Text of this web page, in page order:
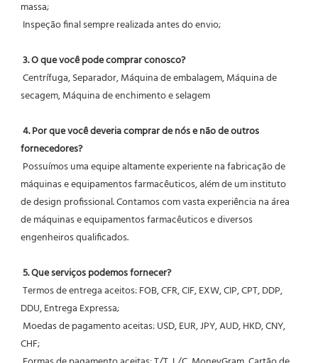
massa;
Inspeção final sempre realizada antes do envio;
3. O que você pode comprar conosco?
secagem, Máquina de enchimento e selagem
4. Por que você deveria comprar de nós e não de outros
fornecedores?
máquinas e equipamentos farmacêuticos, além de um instituto
de design profissional. Contamos com vasta experiência na área
de máquinas e equipamentos farmacêuticos e diversos
engenheiros qualificados.
5. Que serviços podemos fornecer?
DDU, Entrega Expressa;
CHF;